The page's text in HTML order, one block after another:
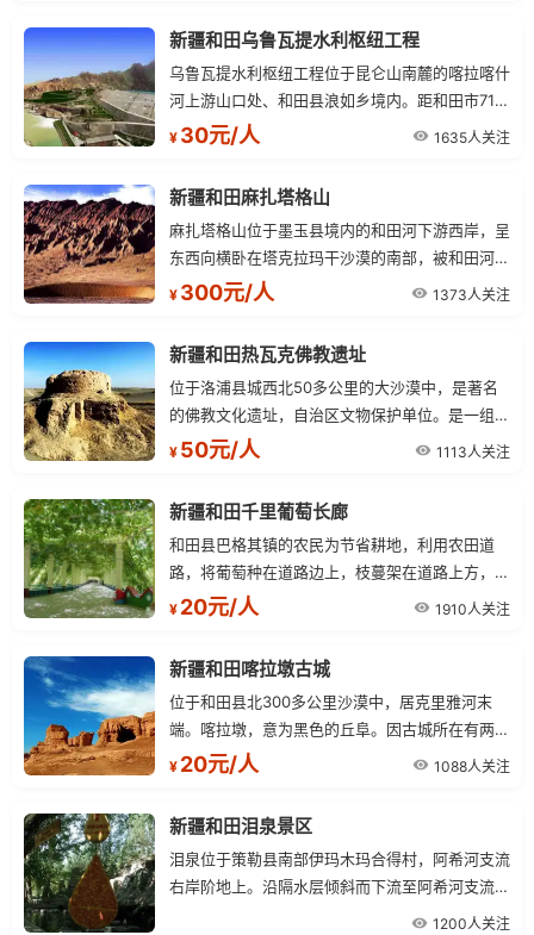
新疆和田乌鲁瓦提水利枢纽工程
乌鲁瓦提水利枢纽工程位于昆仑山南麓的喀拉喀什
河上游山口处、和田县浪如乡境内。距和田市71公
里，有泊油路和砂石路可达。属于山谷拦河水库，
¥ 30元/人 1635人关注
新疆和田麻扎塔格山
麻扎塔格山位于墨玉县境内的和田河下游西岸，呈
东西向横卧在塔克拉玛干沙漠的南部，被和田河拦
头截断。山体呈长条形，东西向分布，山体东临和
¥ 300元/人 1373人关注
新疆和田热瓦克佛教遗址
位于洛浦县城西北50多公里的大沙漠中，是著名
的佛教文化遗址，自治区文物保护单位。是一组以
佛塔为中心的佛寺建筑。佛寺为正方形，院中心有
¥ 50元/人 1113人关注
新疆和田千里葡萄长廊
和田县巴格其镇的农民为节省耕地，利用农田道
路，将葡萄种在道路边上，枝蔓架在道路上方，多
占天少占地，取得了明显的社会效益和经济效益。
¥ 20元/人 1910人关注
新疆和田喀拉墩古城
位于和田县北300多公里沙漠中，居克里雅河末
端。喀拉墩，意为黑色的丘阜。因古城所在有两座
高大黑色沙丘，故名。古城堡方形，边长60米。
¥ 20元/人 1088人关注
新疆和田泪泉景区
泪泉位于策勒县南部伊玛木玛合得村，阿希河支流
右岸阶地上。沿隔水层倾斜而下流至阿希河支流右
岸阶地、陡崖的小冲沟，以众多小泉水的形式出
1200人关注